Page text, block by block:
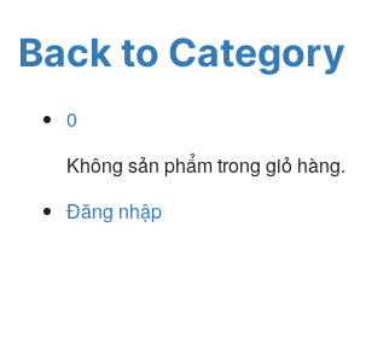
Back to Category
0
Không sản phẩm trong giỏ hàng.
Đăng nhập